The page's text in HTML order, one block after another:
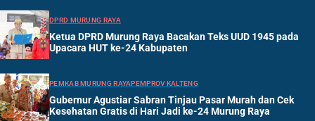
DPRD MURUNG RAYA
Ketua DPRD Murung Raya Bacakan Teks UUD 1945 pada
Upacara HUT ke-24 Kabupaten
PEMKAB MURUNG RAYAPEMPROV KALTENG
Gubernur Agustiar Sabran Tinjau Pasar Murah dan Cek
Kesehatan Gratis di Hari Jadi ke-24 Murung Raya